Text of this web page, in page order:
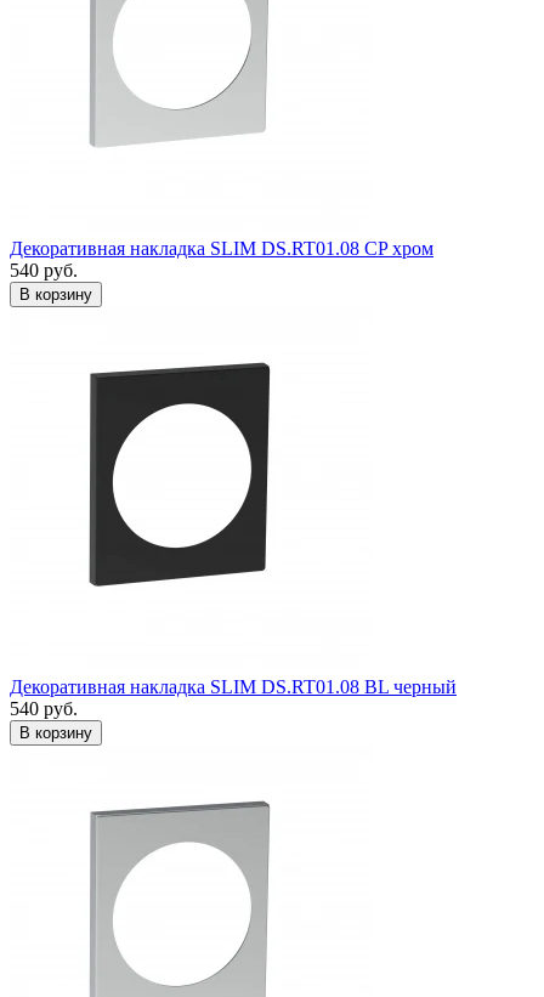
Декоративная накладка SLIM DS.RT01.08 СP хром
540 руб.
Декоративная накладка SLIM DS.RT01.08 BL черный
540 руб.